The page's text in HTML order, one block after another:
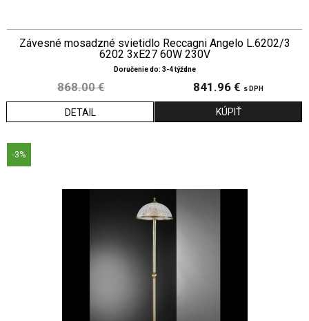
Závesné mosadzné svietidlo Reccagni Angelo L.6202/3
6202 3xE27 60W 230V
Doručenie do: 3-4 týždne
868.00 € 841.96 € s DPH
DETAIL
-3%